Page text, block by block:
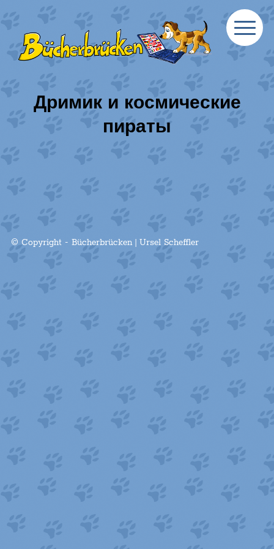
Дримик и космические
пираты
© Copyright - Bücherbrücken | Ursel Scheffler